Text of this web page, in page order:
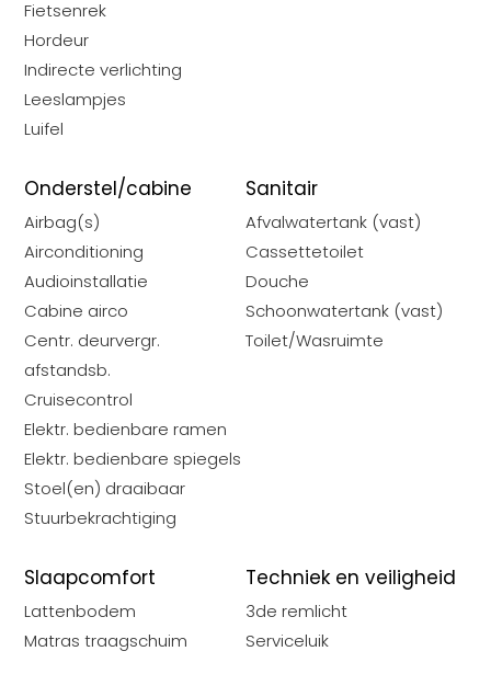
Fietsenrek
Hordeur
Indirecte verlichting
Leeslampjes
Luifel
Onderstel/cabine
Airbag(s)
Airconditioning
Audioinstallatie
Cabine airco
Centr. deurvergr.
afstandsb.
Cruisecontrol
Elektr. bedienbare ramen
Elektr. bedienbare spiegels
Stoel(en) draaibaar
Stuurbekrachtiging
Sanitair
Afvalwatertank (vast)
Cassettetoilet
Douche
Schoonwatertank (vast)
Toilet/Wasruimte
Slaapcomfort
Lattenbodem
Matras traagschuim
Techniek en veiligheid
3de remlicht
Serviceluik